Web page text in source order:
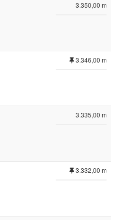
3.350,00 m
3.346,00 m
3.335,00 m
3.332,00 m